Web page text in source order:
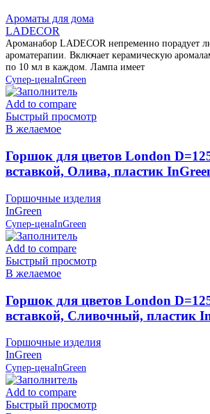
Ароматы для дома
LADECOR
Ароманабор LADECOR непременно порадует
ароматерапии. Включает керамическую
по 10 мл в каждом. Лампа имеет
Супер-ценаInGreen
Add to compare
Быстрый просмотр
В желаемое
Горшок для цветов London
вставкой, Олива, пластик
Горшочные изделия
InGreen
Супер-ценаInGreen
Add to compare
Быстрый просмотр
В желаемое
Горшок для цветов London
вставкой, Сливочный, пластик
Горшочные изделия
InGreen
Супер-ценаInGreen
Add to compare
Быстрый просмотр